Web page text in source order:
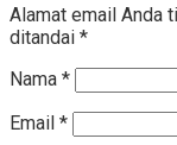
Alamat email Anda
ditandai *
Nama *
Email *